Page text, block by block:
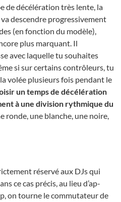
de décélération très lente, la
descendre progressivement
(en fonction du modèle),
plus marquant. Il
avec laquelle tu souhaites
si sur certains contrôleurs, tu
volée plusieurs fois pendant le
un temps de décélération
à une division rythmique du
ronde, une blanche, une noire,
réservé aux DJs qui
ce cas précis, au lieu d’ap­
on tourne le commu­ta­teur de